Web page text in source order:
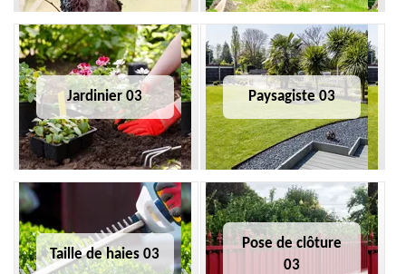
Jardinier 03 Paysagiste 03
Taille de haies 03
Pose de clôture
03